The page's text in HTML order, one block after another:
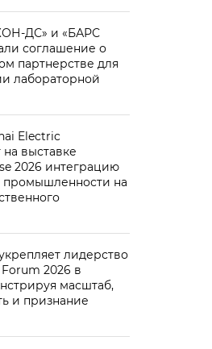
ДС» и «БАРС
соглашение о
партнерстве для
лабораторной
Electric
на выставке
2026 интеграцию
промышленности на
лидерство
2026 в
масштаб,
и признание